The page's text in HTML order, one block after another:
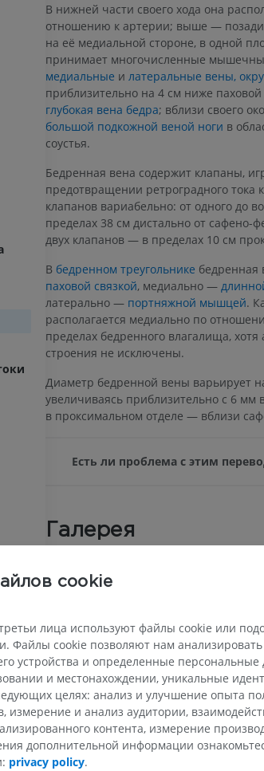
В нижней части своего хода она
отношению к артерии; выше — позади
на её медиальной стороне, в одной
принимает многочисленные
медиальные и латеральные вены,
приблизительно на 4 см ниже паховой
глубокая вена бедра; вблизи своего
большой подкожной веной ноги в
соустья.
Бедренная вена содержит клапаны,
предотвращении ретроградного тока
клапанов вариабельно: от одного до
пределах 38 см дистально от сафено-
двух клапанов — в пределах 10 см
В бедренном треугольнике бедренная
паховой связкой, медиально —
латерально — портняжной мышцей.
располагается медиально по
пределах бедренного влагалища,
строения не исключены.
Диаметр бедренной вены варьирует
увеличиваясь приблизительно с 6 мм
в проксимальном отделе — вблизи
Есть ли проблема с этим
Галерея
КОНЕЧНОСТЬ
МРТ верхней
конечности
MPT
ПРЕМИУМ
МРТ плечевого сустава
MPT
ПРЕМИУМ
cookie
лица используют файлы cookie или
Файлы cookie позволяют нам
устройства и определенные
и местонахождении, уникальные
целях: анализ и улучшение опыта
измерение и анализ аудитории,
контента, измерение
дополнительной информации
privacy policy.